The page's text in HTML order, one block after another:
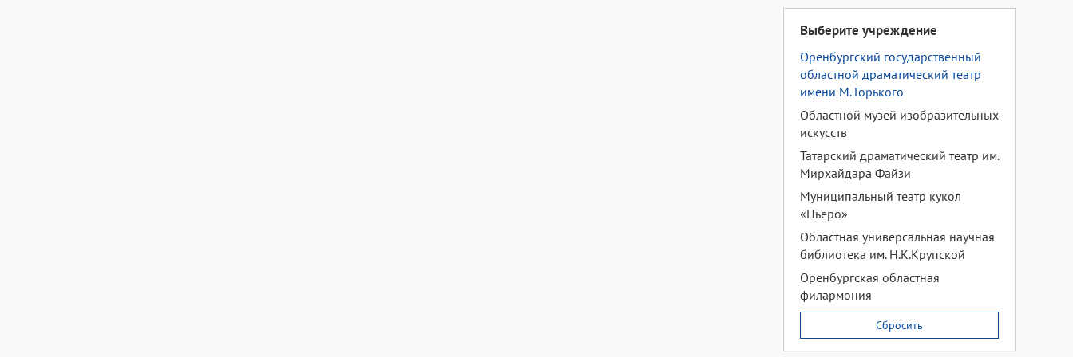
Выберите учреждение
Оренбургский государственный
областной драматический театр
имени М. Горького
Областной музей изобразительных
искусств
Татарский драматический театр им.
Мирхайдара Файзи
Муниципальный театр кукол
«Пьеро»
Областная универсальная научная
библиотека им. Н.К.Крупской
Оренбургская областная
филармония
Сбросить